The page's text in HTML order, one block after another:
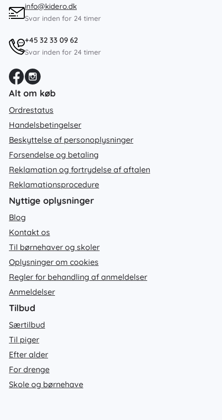
info@kidero.dk
Svar inden for 24 timer
+45 32 33 09 62
Svar inden for 24 timer
Alt om køb
Ordrestatus
Handelsbetingelser
Beskyttelse af personoplysninger
Forsendelse og betaling
Reklamation og fortrydelse af aftalen
Reklamationsprocedure
Nyttige oplysninger
Blog
Kontakt os
Til børnehaver og skoler
Oplysninger om cookies
Regler for behandling af anmeldelser
Anmeldelser
Tilbud
Særtilbud
Til piger
Efter alder
For drenge
Skole og børnehave